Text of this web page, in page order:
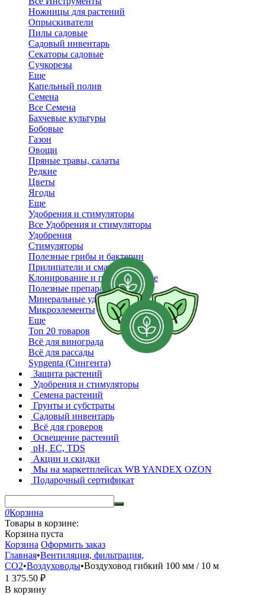
Ножницы для растений
Опрыскиватели
Пилы садовые
Садовый инвентарь
Секаторы садовые
Сучкорезы
Еще
Капельный полив
Семена
Все Семена
Бахчевые культуры
Бобовые
Газон
Овощи
Пряные травы, салаты
Редкие
Цветы
Ягоды
Еще
Удобрения и стимуляторы
Все Удобрения и стимуляторы
Удобрения
Стимуляторы
Полезные грибы и бактерии
Прилипатели и смачиватели
Клонирование и проращивание
Полезные препараты
Минеральные удобрения
Микроэлементы
Еще
Топ 20 товаров
Всё для винограда
Всё для рассады
Syngenta (Сингента)
Защита растений
Удобрения и стимуляторы
Семена растений
Грунты и субстраты
Садовый инвентарь
Всё для гроверов
Освещение растений
pH, EC, TDS
Акции и скидки
Мы на маркетплейсах WB YANDEX OZON
Подарочный сертификат
0Корзина
Товары в корзине:
Корзина пуста
Корзина Оформить заказ
Главная•Вентиляция, фильтрация,
CO2•Воздуховоды•Воздуховод гибкий 100 мм / 10 м
1 375.50 ₽
В корзину